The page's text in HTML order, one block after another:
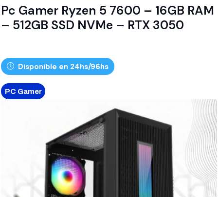
Pc Gamer Ryzen 5 7600 – 16GB RAM
– 512GB SSD NVMe – RTX 3050
Disponible en 24hs/96hs
PC Gamer